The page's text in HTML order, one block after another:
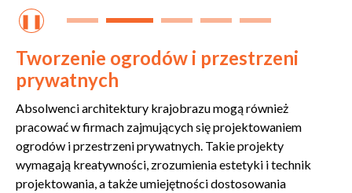
Tworzenie ogrodów i przestrzeni
prywatnych
Absolwenci architektury krajobrazu mogą również
pracować w firmach zajmujących się projektowaniem
ogrodów i przestrzeni prywatnych. Takie projekty
wymagają kreatywności, zrozumienia estetyki i technik
projektowania, a także umiejętności dostosowania
❚❚